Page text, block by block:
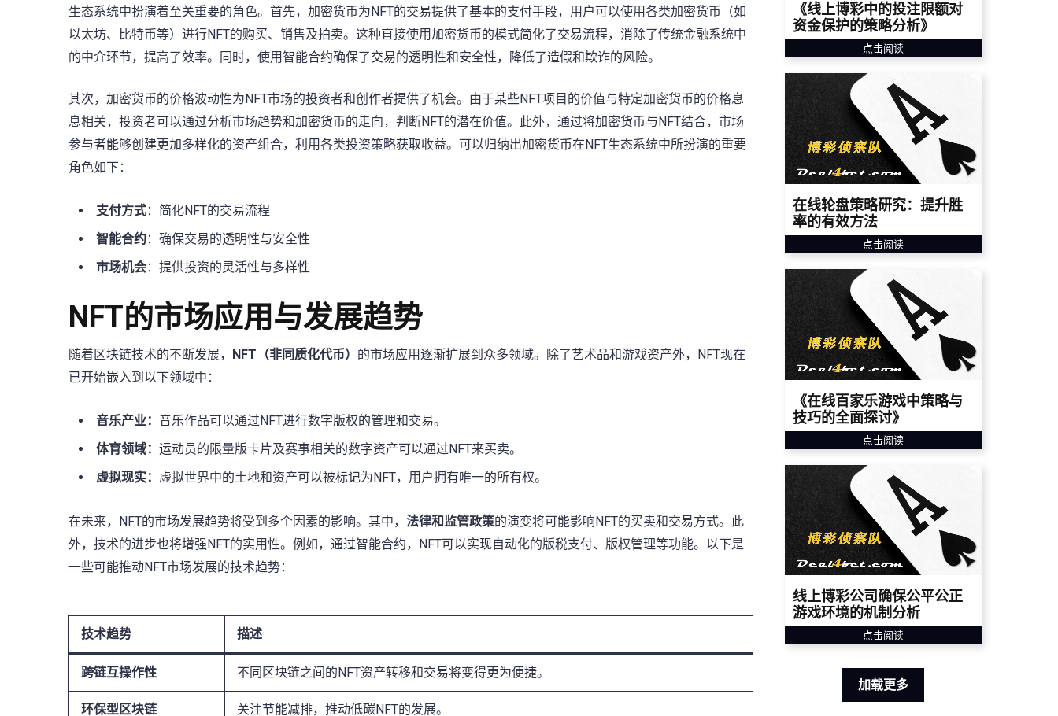
生态系统中扮演着至关重要的角色。首先，加密货币为NFT的交易提供了基本的支付手段，用户可以使用各类加密货币（如
以太坊、比特币等）进行NFT的购买、销售及拍卖。这种直接使用加密货币的模式简化了交易流程，消除了传统金融系统中
的中介环节，提高了效率。同时，使用智能合约确保了交易的透明性和安全性，降低了造假和欺诈的风险。
其次，加密货币的价格波动性为NFT市场的投资者和创作者提供了机会。由于某些NFT项目的价值与特定加密货币的价格息
息相关，投资者可以通过分析市场趋势和加密货币的走向，判断NFT的潜在价值。此外，通过将加密货币与NFT结合，市场
参与者能够创建更加多样化的资产组合，利用各类投资策略获取收益。可以归纳出加密货币在NFT生态系统中所扮演的重要
角色如下：
支付方式：简化NFT的交易流程
智能合约：确保交易的透明性与安全性
市场机会：提供投资的灵活性与多样性
NFT的市场应用与发展趋势
随着区块链技术的不断发展， NFT（非同质化代币） 的市场应用逐渐扩展到众多领域。除了艺术品和游戏资产外，NFT现在
已开始嵌入到以下领域中：
音乐产业： 音乐作品可以通过NFT进行数字版权的管理和交易。
体育领域： 运动员的限量版卡片及赛事相关的数字资产可以通过NFT来买卖。
虚拟现实： 虚拟世界中的土地和资产可以被标记为NFT，用户拥有唯一的所有权。
在未来，NFT的市场发展趋势将受到多个因素的影响。其中， 法律和监管政策的演变将可能影响NFT的买卖和交易方式。此
外，技术的进步也将增强NFT的实用性。例如，通过智能合约，NFT可以实现自动化的版税支付、版权管理等功能。以下是
一些可能推动NFT市场发展的技术趋势：
技术趋势 描述
跨链互操作性 不同区块链之间的NFT资产转移和交易将变得更为便捷。
环保型区块链 关注节能减排，推动低碳NFT的发展。
《线上博彩中的投注限额对
资金保护的策略分析》
点击阅读
在线轮盘策略研究：提升胜
率的有效方法
点击阅读
《在线百家乐游戏中策略与
技巧的全面探讨》
点击阅读
线上博彩公司确保公平公正
游戏环境的机制分析
点击阅读
加载更多